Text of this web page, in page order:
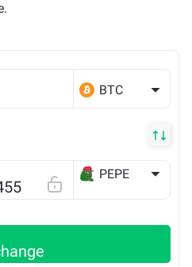
BTC
PEPE